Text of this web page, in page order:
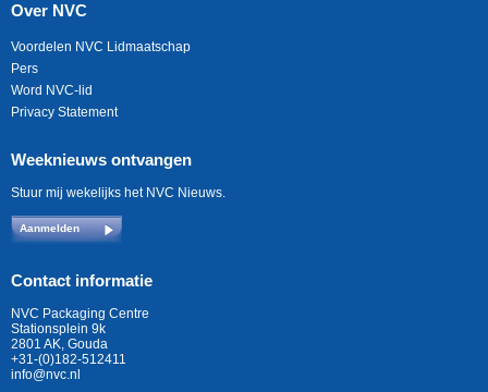
Over NVC
Voordelen NVC Lidmaatschap
Pers
Word NVC-lid
Privacy Statement
Weeknieuws ontvangen
Stuur mij wekelijks het NVC Nieuws.
Aanmelden
Contact informatie
NVC Packaging Centre
Stationsplein 9k
2801 AK, Gouda
+31-(0)182-512411
info@nvc.nl